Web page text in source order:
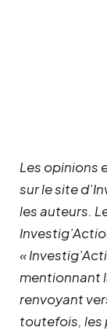
Les opinions
sur le site
les auteurs.
«
mentionnant
renvoyant
toutefois, les